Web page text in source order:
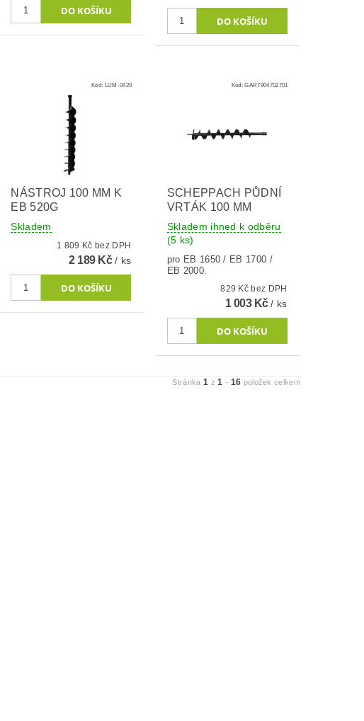
Kód: LUM-0420
NÁSTROJ 100 MM K
EB 520G
Skladem
1 809 Kč bez DPH
2 189 Kč/ ks
Kód:GAR7904702701
SCHEPPACH PŮDNÍ
VRTÁK 100 MM
Skladem ihned k odběru
(5 ks)
pro EB 1650 / EB 1700 /
EB 2000.
829 Kč bez DPH
1 003 Kč/ ks
Stránka1 z1 - 16 položek celkem